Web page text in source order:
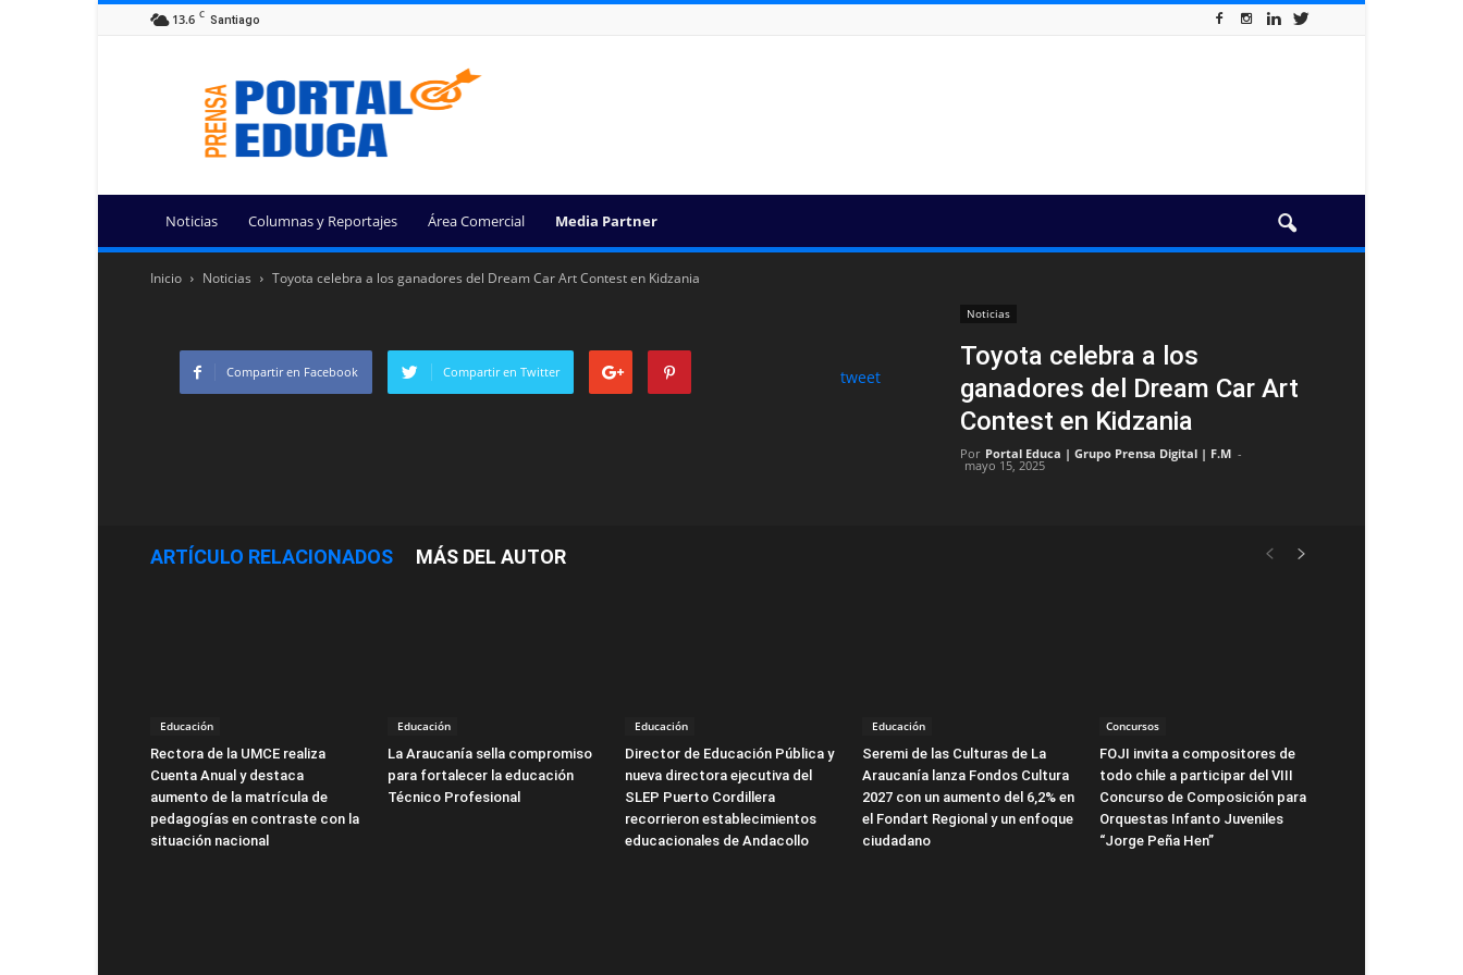
13.6 C Santiago
Portal
Educa
Noticias Columnas y Reportajes Área Comercial Media Partner
Inicio Noticias Toyota celebra a los ganadores del Dream Car Art Contest en Kidzania
Noticias
Toyota celebra a los
ganadores del Dream Car Art
Contest en Kidzania
Por Portal Educa | Grupo Prensa Digital | F.M -
mayo 15, 2025
Compartir en Facebook Compartir en Twitter tweet
ARTÍCULO RELACIONADOS MÁS DEL AUTOR
Educación
Rectora de la UMCE realiza
Cuenta Anual y destaca
aumento de la matrícula de
pedagogías en contraste con la
situación nacional
Educación
La Araucanía sella compromiso
para fortalecer la educación
Técnico Profesional
Educación
Director de Educación Pública y
nueva directora ejecutiva del
SLEP Puerto Cordillera
recorrieron establecimientos
educacionales de Andacollo
Educación
Seremi de las Culturas de La
Araucanía lanza Fondos Cultura
2027 con un aumento del 6,2% en
el Fondart Regional y un enfoque
ciudadano
Concursos
FOJI invita a compositores de
todo chile a participar del VIII
Concurso de Composición para
Orquestas Infanto Juveniles
“Jorge Peña Hen”